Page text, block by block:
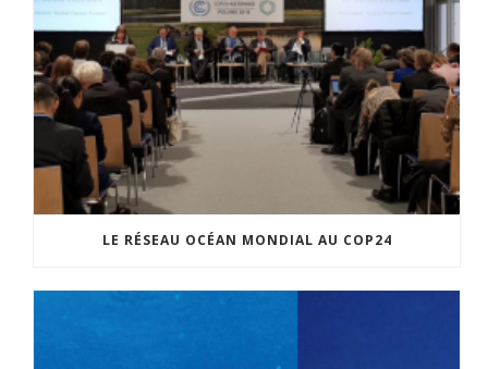
LE RÉSEAU OCÉAN MONDIAL AU COP24